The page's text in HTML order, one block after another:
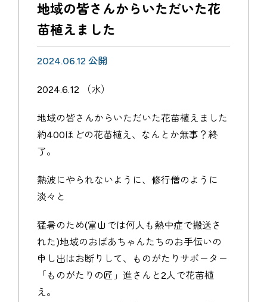
地域の皆さんからいただいた花
苗植えました
2024.06.12 公開
2024.6.12 （水）
地域の皆さんからいただいた花苗植えました
約400ほどの花苗植え、なんとか無事？終
了。
熱波にやられないように、修行僧のように
淡々と
猛暑のため(富山では何人も熱中症で搬送さ
れた)地域のおばあちゃんたちのお手伝いの
申し出はお断りして、ものがたりサポーター
「ものがたりの匠」進さんと2人で花苗植
え。